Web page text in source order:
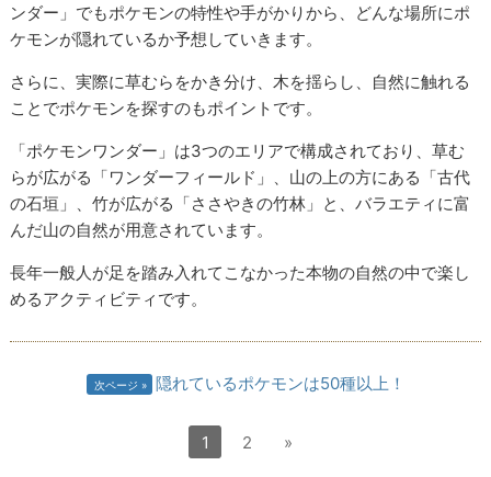
ンダー」でもポケモンの特性や手がかりから、どんな場所にポ
ケモンが隠れているか予想していきます。
さらに、実際に草むらをかき分け、木を揺らし、自然に触れる
ことでポケモンを探すのもポイントです。
「ポケモンワンダー」は3つのエリアで構成されており、草む
らが広がる「ワンダーフィールド」、山の上の方にある「古代
の石垣」、竹が広がる「ささやきの竹林」と、バラエティに富
んだ山の自然が用意されています。
長年一般人が足を踏み入れてこなかった本物の自然の中で楽し
めるアクティビティです。
次ページ 隠れているポケモンは50種以上！
1 2 »